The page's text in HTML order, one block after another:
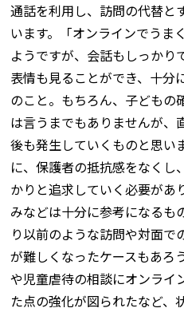
通話を利用し、訪問の代替と
います。「オンラインでうま
ようですが、会話もしっかり
表情も見ることができ、十分
のこと。もちろん、子どもの
は言うまでもありませんが、
後も発生していくものと思い
に、保護者の抵抗感をなくし
かりと追求していく必要があ
みなどは十分に参考になるも
り以前のような訪問や対面
が難しくなったケースもあろ
や児童虐待の相談にオンライ
た点の強化が図られたなど、